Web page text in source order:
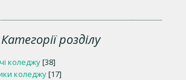
Категорії розділу
коледжу[38]
коледжу[17]